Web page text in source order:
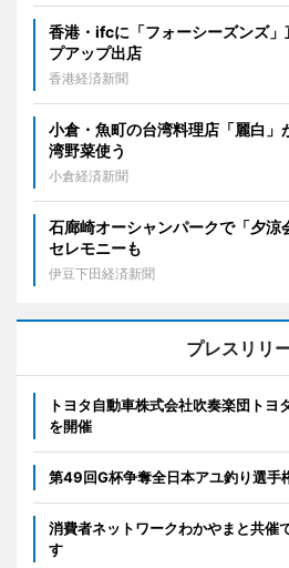
香港・ifcに「フォーシーズンズ」
プアップ出店
香港経済新聞
小倉・魚町の台湾料理店「麗白
湾野菜使う
小倉経済新聞
石廊崎オーシャンパークで「夕
セレモニーも
伊豆下田経済新聞
プレスリリ
トヨタ自動車株式会社吹奏楽団ト
を開催
第49回G杯争奪全日本アユ釣り選手
消費者ネットワークわかやまと共催
す